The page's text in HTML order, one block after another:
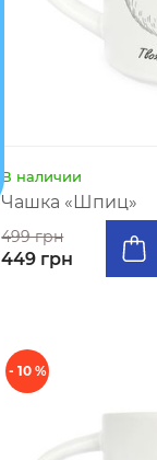
В наличии
Чашка «Шпиц»
499 грн
449 грн
- 10 %